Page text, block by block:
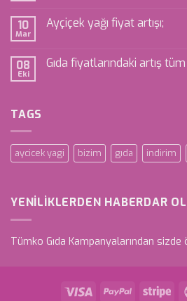
10
Mar
Ayçiçek yağı fiyat artışı;
08
Eki
Gıda fiyatlarındaki artış
TAGS
aycicek yagi bizim gıda indirim
YENILIKLERDEN HABERDAR OL
Tümko Gıda Kampanyalarından